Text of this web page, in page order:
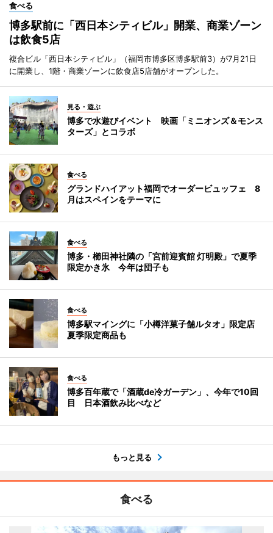
食べる
博多駅前に「西日本シティビル」開業、商業ゾーン
は飲食5店
複合ビル「西日本シティビル」（福岡市博多区博多駅前3）が7月21日
に開業し、1階・商業ゾーンに飲食店5店舗がオープンした。
見る・遊ぶ
博多で水遊びイベント 映画「ミニオンズ＆モンス
ターズ」とコラボ
食べる
グランドハイアット福岡でオーダービュッフェ 8
月はスペインをテーマに
食べる
博多・櫛田神社隣の「宮前迎賓館 灯明殿」で夏季
限定かき氷 今年は団子も
食べる
博多駅マイングに「小樽洋菓子舗ルタオ」限定店
夏季限定商品も
食べる
博多百年蔵で「酒蔵de冷ガーデン」、今年で10回
目 日本酒飲み比べなど
もっと見る
食べる